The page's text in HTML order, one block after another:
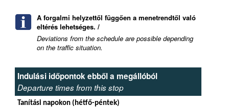
A forgalmi helyzettől függően a menetrendtől való
eltérés lehetséges. /
Deviations from the schedule are possible depending
on the traffic situation.
Indulási időpontok ebből a megállóból
Departure times from this stop
Tanítási napokon (hétfő-péntek)